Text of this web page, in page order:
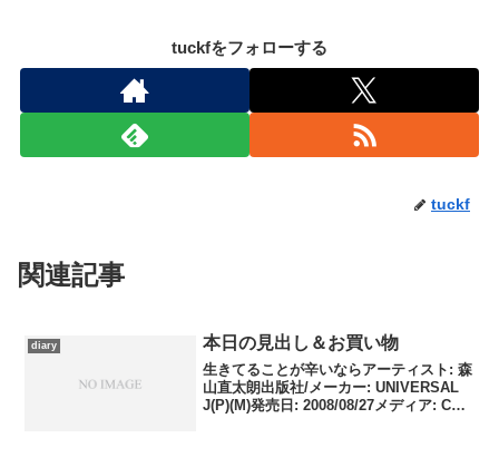
tuckfをフォローする
tuckf
関連記事
diary 本日の見出し＆お買い物
生きてることが辛いならアーティスト: 森
山直太朗出版社/メーカー: UNIVERSAL
J(P)(M)発売日: 2008/08/27メディア: CD